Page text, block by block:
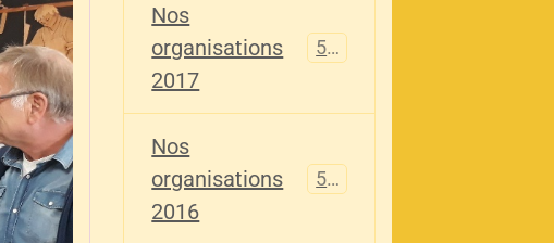
Nos
organisations
2017
555
Nos
organisations
2016
520